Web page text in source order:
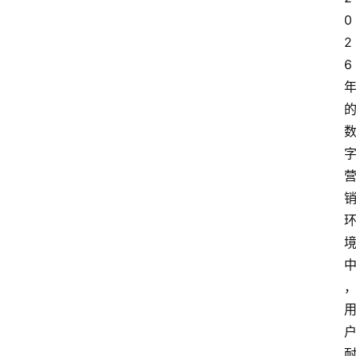
0
2
6
年
的
数
字
营
销
环
境
中
，
用
户